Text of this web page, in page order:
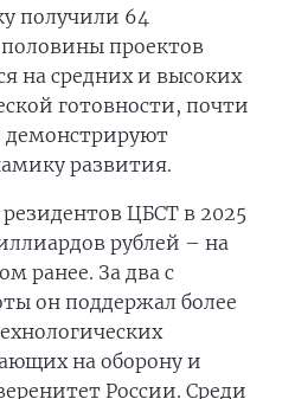
получили 64
половины проектов
на средних и высоких
готовности, почти
демонстрируют
развития.
ЦБСТ в 2025
рублей – на
ранее. За два с
он поддержал более
на оборону и
России. Среди